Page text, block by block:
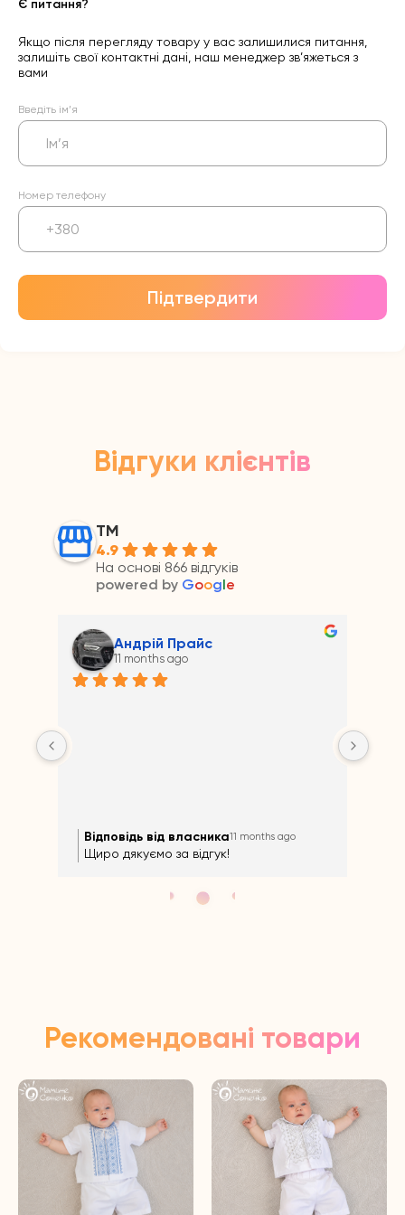
Є питання?
Якщо після перегляду товару у вас залишилися питання,
залишіть свої контактні дані, наш менеджер зв’яжеться з
вами
Введіть ім’я
Номер телефону
Підтвердити
Відгуки клієнтів
ТМ
4.9
На основі 866 відгуків
powered by Google
Андрій Прайс
11 months ago
Відповідь від власника11 months ago
Щиро дякуємо за відгук!
Рекомендовані товари